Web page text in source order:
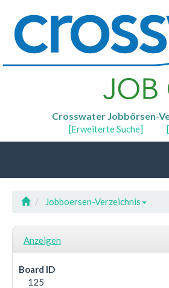
Crosswater Jobbörsen-
[Erweiterte Suche]
Jobboersen-Verzeichnis
Anzeigen
125